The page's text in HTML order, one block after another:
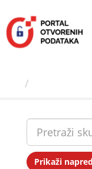
sadržaj
Prikaži